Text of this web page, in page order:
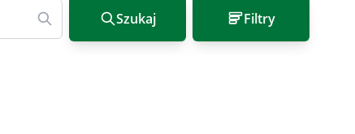
Szukaj Filtry